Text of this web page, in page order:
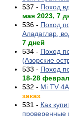
537 - Поход
мая 2023, 7
536 - Поход
Аладаглар,
7 дней
534 - Поход
(Азорские
533 - Поход
18-28
532 - Mi TV
заказ
531 - Как
проверенные